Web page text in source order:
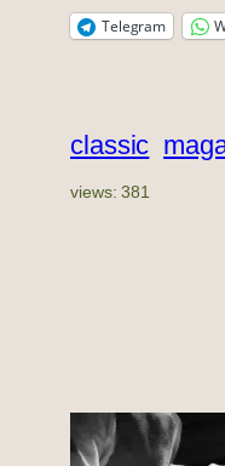
Telegram
classic
views: 381